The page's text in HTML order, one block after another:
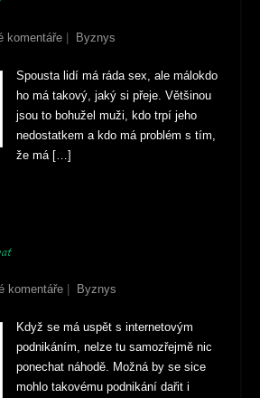
komentáře Byznys
Spousta lidí má ráda sex, ale málokdo
ho má takový, jaký si přeje. Většinou
jsou to bohužel muži, kdo trpí jeho
nedostatkem a kdo má problém s tím,
že má […]
komentáře Byznys
Když se má uspět s internetovým
podnikáním, nelze tu samozřejmě nic
ponechat náhodě. Možná by se sice
mohlo takovému podnikání dařit i